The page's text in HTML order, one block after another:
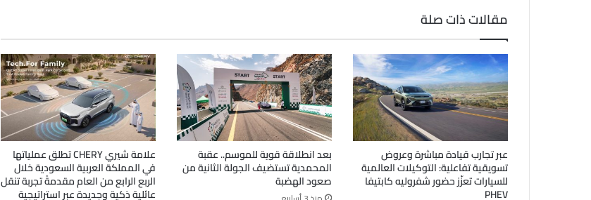
مقالات ذات صلة
عبر تجارب قيادة مباشرة وعروض
تسويقية تفاعلية: التوكيلات العالمية
للسيارات تعزّز حضور شفروليه كابتيفا
PHEV
بعد انطلاقة قوية للموسم.. عقبة
المحمدية تستضيف الجولة الثانية من
صعود الهضبة
علامة شيري CHERY تطلق عملياتها
في المملكة العربية السعودية خلال
الربع الرابع من العام مقدمةً تجربة تنقل
عائلية ذكية وجديدة عبر استراتيجية